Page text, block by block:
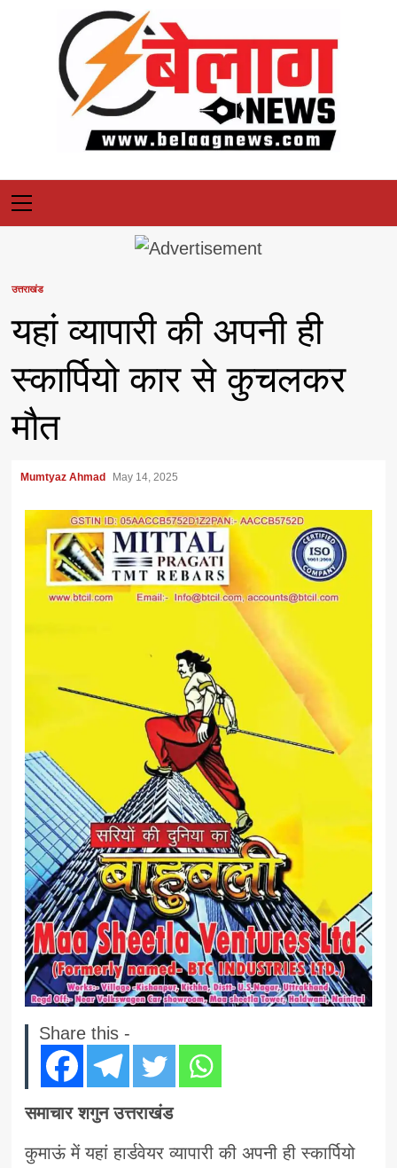
Primary
Menu
उत्तराखंड
यहां व्यापारी की अपनी ही
स्कार्पियो कार से कुचलकर
मौत
Mumtyaz Ahmad May 14, 2025
Share this -
समाचार शगुन उत्तराखंड
कुमाऊं में यहां हार्डवेयर व्यापारी की अपनी ही स्कार्पियो